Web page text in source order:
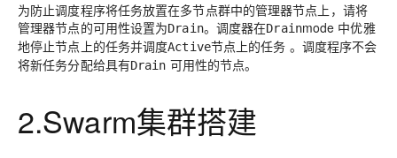
为防止调度程序将任务放置在多节点群中的管理器节点上，请将
管理器节点的可用性设置为Drain。调度器在Drainmode 中优雅
地停止节点上的任务并调度Active节点上的任务 。调度程序不会
将新任务分配给具有Drain 可用性的节点。
2.Swarm集群搭建